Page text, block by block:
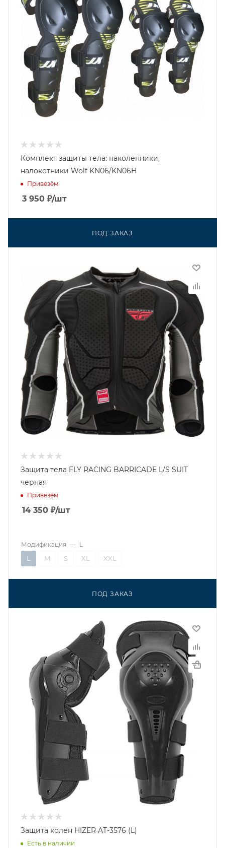
Комплект защиты тела: наколенники,
налокотники Wolf KN06/KN06H
Привезём
3 950 ₽/шт
ПОД ЗАКАЗ
Защита тела FLY RACING BARRICADE L/S SUIT
черная
Привезём
14 350 ₽/шт
ПОД ЗАКАЗ
Модификация — L
L M S XL XXL
Защита колен HIZER AT-3576 (L)
Есть в наличии